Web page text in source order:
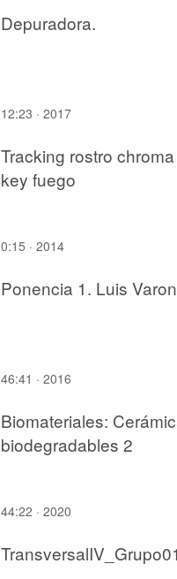
Depuradora.
12:23 · 2017
Tracking rostro chroma
key fuego
0:15 · 2014
Ponencia 1. Luis
46:41 · 2016
Biomateriales:
biodegradables 2
44:22 · 2020